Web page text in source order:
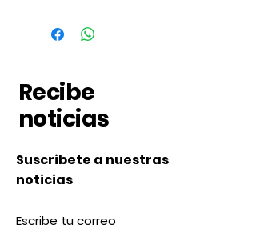
Recibe
noticias
Suscribete a nuestras
noticias